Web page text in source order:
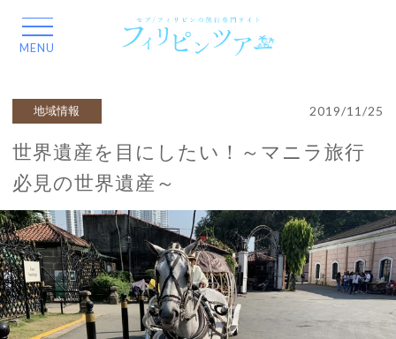
世界遺産を目にしたい！～マニラ旅行
必見の世界遺産～
2019/11/25
地域情報